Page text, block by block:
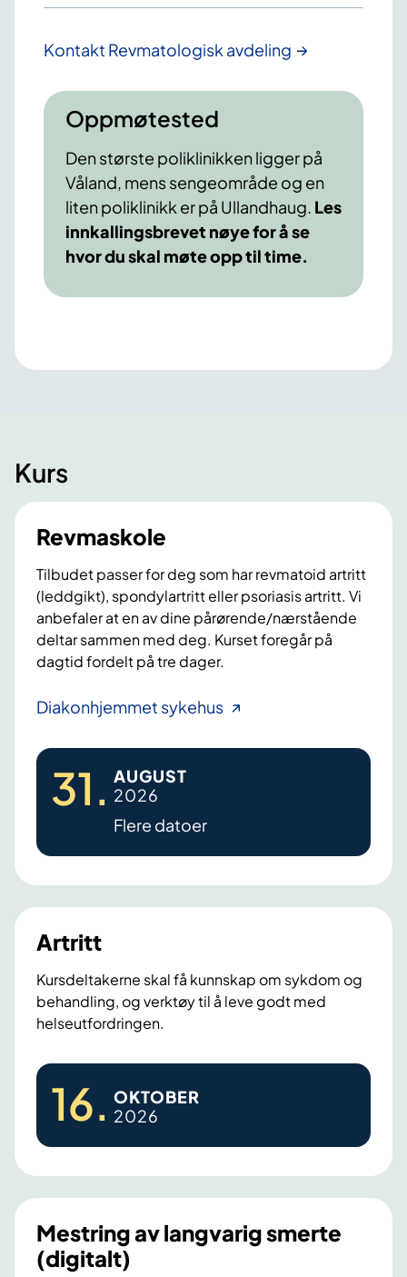
Kontakt Revmatologisk avdeling
Oppmøtested
Den største poliklinikken ligger på
Våland, mens sengeområde og en
liten poliklinikk er på Ullandhaug. Les
innkallingsbrevet nøye for å se
hvor du skal møte opp til time.
Kurs
Revmaskole
Tilbudet passer for deg som har revmatoid artritt
(leddgikt), spondylartritt eller psoriasis artritt. Vi
anbefaler at en av dine pårørende/nærstående
deltar sammen med deg. Kurset foregår på
dagtid fordelt på tre dager.
Diakonhjemmet sykehusR
v
k
l
31. AUGUST
2026
Flere datoer
Artritt
Kursdeltakerne skal få kunnskap om sykdom og
behandling, og verktøy til å leve godt med
helseutfordringen.
A
r
i
t
t
16. OKTOBER
2026
Mestring av langvarig smerte
(digitalt)